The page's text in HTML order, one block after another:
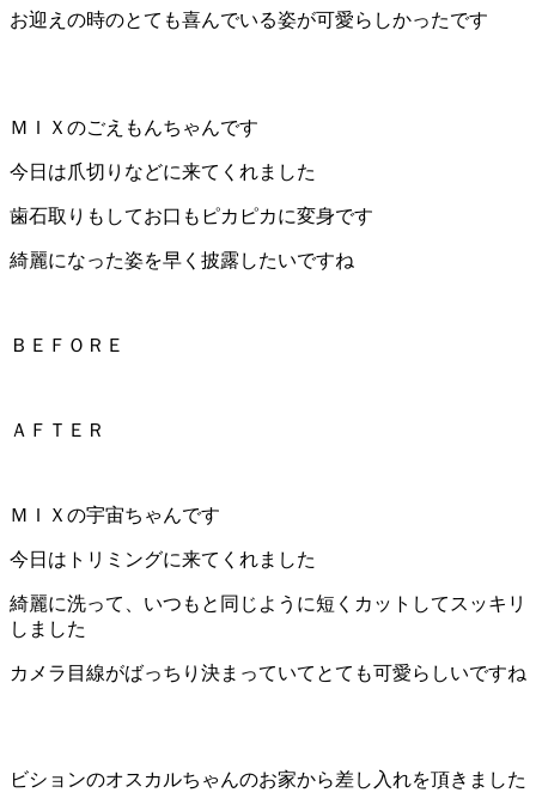
お迎えの時のとても喜んでいる姿が可愛らしかったです
ＭＩＸのごえもんちゃんです
今日は爪切りなどに来てくれました
歯石取りもしてお口もピカピカに変身です
綺麗になった姿を早く披露したいですね
ＢＥＦＯＲＥ
ＡＦＴＥＲ
ＭＩＸの宇宙ちゃんです
今日はトリミングに来てくれました
綺麗に洗って、いつもと同じように短くカットしてスッキリ
しました
カメラ目線がばっちり決まっていてとても可愛らしいですね
ビションのオスカルちゃんのお家から差し入れを頂きました